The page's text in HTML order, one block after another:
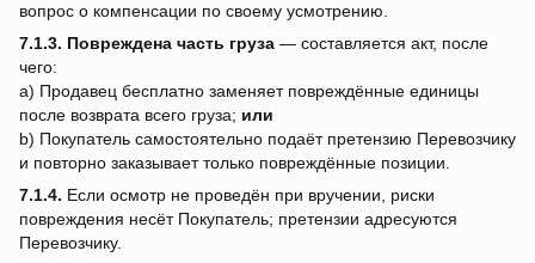
вопрос о компенсации по своему усмотрению.
7.1.3. Повреждена часть груза — составляется акт, после
чего:
a) Продавец бесплатно заменяет повреждённые единицы
после возврата всего груза; или
b) Покупатель самостоятельно подаёт претензию Перевозчику
и повторно заказывает только повреждённые позиции.
7.1.4. Если осмотр не проведён при вручении, риски
повреждения несёт Покупатель; претензии адресуются
Перевозчику.